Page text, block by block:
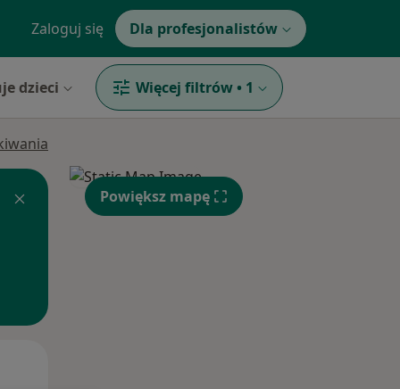
Zaloguj się Dla profesjonalistów
dzieci Więcej filtrów • 1
Powiększ mapę